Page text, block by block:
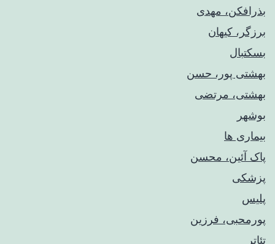
بذرافکن، مهدی
برزگر، کیهان
بسکتبال
بهشتی پور، حسن
بهشتی، مرتضی
بوشهر
بیماری ها
پاک آئین، محسن
پزشکی
پلیس
پورمحبی، فرزین
تئاتر